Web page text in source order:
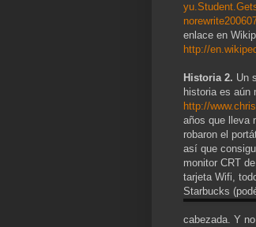
enlace en
http://
Historia 2. Un
historia es aún
http://
años que lleva
robaron el
así que
monitor CRT
tarjeta Wifi,
Starbucks
cabezada. Y